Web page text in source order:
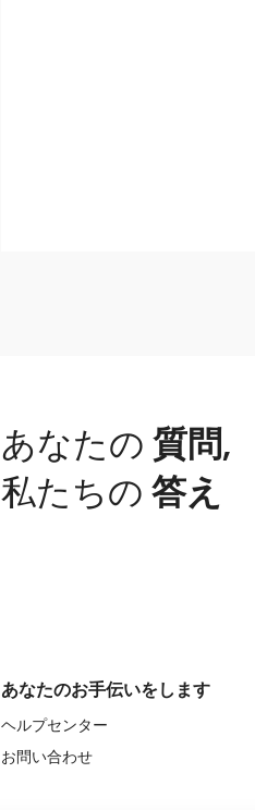
あなたの 質問,
私たちの 答え
あなたのお手伝いをします
ヘルプセンター
お問い合わせ